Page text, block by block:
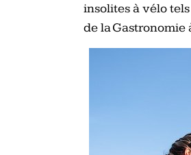
insolites à vélo
de la Gastronomie